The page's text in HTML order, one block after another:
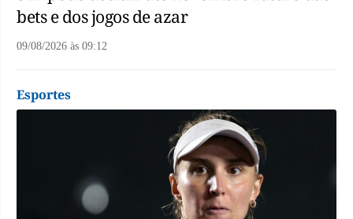
bets e dos jogos de azar
09/08/2026 às 09:12
Esportes